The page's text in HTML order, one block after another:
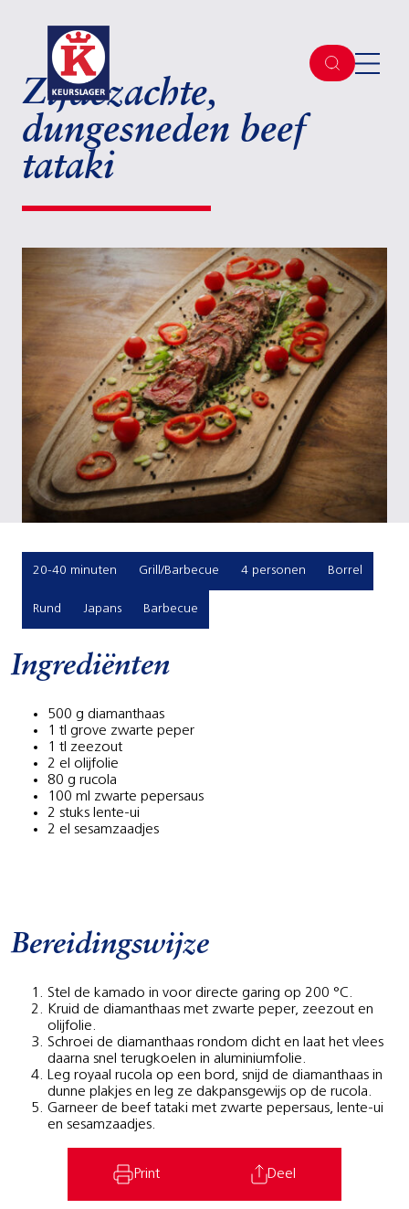
Zijdezachte,
dungesneden beef
tataki
20-40 minuten Grill/Barbecue 4 personen Borrel
Rund Japans Barbecue
Ingrediënten
500 g diamanthaas
1 tl grove zwarte peper
1 tl zeezout
2 el olijfolie
80 g rucola
100 ml zwarte pepersaus
2 stuks lente-ui
2 el sesamzaadjes
Bereidingswijze
Stel de kamado in voor directe garing op 200 °C.
Kruid de diamanthaas met zwarte peper, zeezout en
olijfolie.
Schroei de diamanthaas rondom dicht en laat het vlees
daarna snel terugkoelen in aluminiumfolie.
Leg royaal rucola op een bord, snijd de diamanthaas in
dunne plakjes en leg ze dakpansgewijs op de rucola.
Garneer de beef tataki met zwarte pepersaus, lente-ui
en sesamzaadjes.
Print Deel